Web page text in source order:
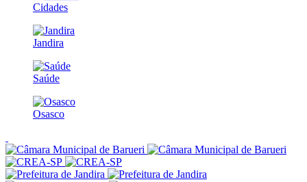
Cidades
Jandira
Saúde
Osasco